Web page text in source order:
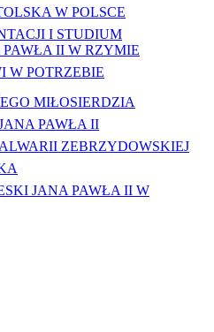
W POLSCE
I STUDIUM
II W RZYMIE
W POTRZEBIE
MIŁOSIERDZIA
PAWŁA II
ZEBRZYDOWSKIEJ
JANA PAWŁA II W